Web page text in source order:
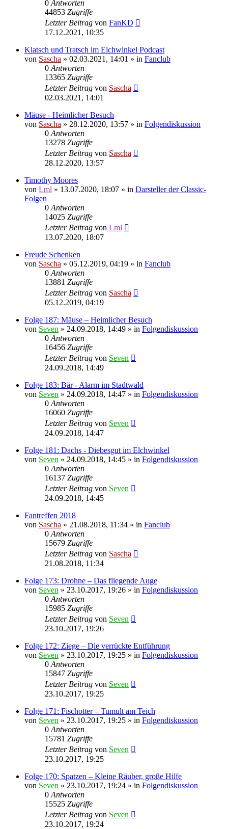
0 Antworten
44853 Zugriffe
Letzter Beitrag von FanKD
17.12.2021, 10:35
Klatsch und Tratsch im Elchwinkel Podcast
von Sascha » 02.03.2021, 14:01 » in Fanclub
0 Antworten
13365 Zugriffe
Letzter Beitrag von Sascha
02.03.2021, 14:01
Mäuse - Heimlicher Besuch
von Sascha » 28.12.2020, 13:57 » in Folgendiskussion
0 Antworten
13278 Zugriffe
Letzter Beitrag von Sascha
28.12.2020, 13:57
Timothy Moores
von Lml » 13.07.2020, 18:07 » in Darsteller der Classic-
Folgen
0 Antworten
14025 Zugriffe
Letzter Beitrag von Lml
13.07.2020, 18:07
Freude Schenken
von Sascha » 05.12.2019, 04:19 » in Fanclub
0 Antworten
13881 Zugriffe
Letzter Beitrag von Sascha
05.12.2019, 04:19
Folge 187: Mäuse – Heimlicher Besuch
von Seven » 24.09.2018, 14:49 » in Folgendiskussion
0 Antworten
16456 Zugriffe
Letzter Beitrag von Seven
24.09.2018, 14:49
Folge 183: Bär - Alarm im Stadtwald
von Seven » 24.09.2018, 14:47 » in Folgendiskussion
0 Antworten
16060 Zugriffe
Letzter Beitrag von Seven
24.09.2018, 14:47
Folge 181: Dachs - Diebesgut im Elchwinkel
von Seven » 24.09.2018, 14:45 » in Folgendiskussion
0 Antworten
16137 Zugriffe
Letzter Beitrag von Seven
24.09.2018, 14:45
Fantreffen 2018
von Sascha » 21.08.2018, 11:34 » in Fanclub
0 Antworten
15679 Zugriffe
Letzter Beitrag von Sascha
21.08.2018, 11:34
Folge 173: Drohne – Das fliegende Auge
von Seven » 23.10.2017, 19:26 » in Folgendiskussion
0 Antworten
15985 Zugriffe
Letzter Beitrag von Seven
23.10.2017, 19:26
Folge 172: Ziege – Die verrückte Entführung
von Seven » 23.10.2017, 19:25 » in Folgendiskussion
0 Antworten
15847 Zugriffe
Letzter Beitrag von Seven
23.10.2017, 19:25
Folge 171: Fischotter – Tumult am Teich
von Seven » 23.10.2017, 19:25 » in Folgendiskussion
0 Antworten
15781 Zugriffe
Letzter Beitrag von Seven
23.10.2017, 19:25
Folge 170: Spatzen – Kleine Räuber, große Hilfe
von Seven » 23.10.2017, 19:24 » in Folgendiskussion
0 Antworten
15525 Zugriffe
Letzter Beitrag von Seven
23.10.2017, 19:24